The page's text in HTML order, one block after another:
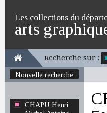
Les collections du
arts
Recherche sur :
Nouvelle recherche
CHAPU Henri